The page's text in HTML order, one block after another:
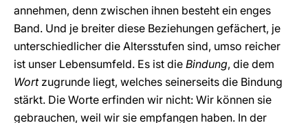
annehmen, denn zwischen ihnen besteht ein enges
Band. Und je breiter diese Beziehungen gefächert, je
unterschiedlicher die Altersstufen sind, umso reicher
ist unser Lebensumfeld. Es ist die Bindung, die dem
Wortzugrunde liegt, welches seinerseits die Bindung
stärkt. Die Worte erfinden wir nicht: Wir können sie
gebrauchen, weil wir sie empfangen haben. In der